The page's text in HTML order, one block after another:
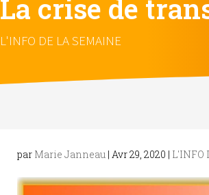
La crise de
L'INFO DE LA SEMAINE
par Marie Janneau |Avr 29, 2020 | L'INFO